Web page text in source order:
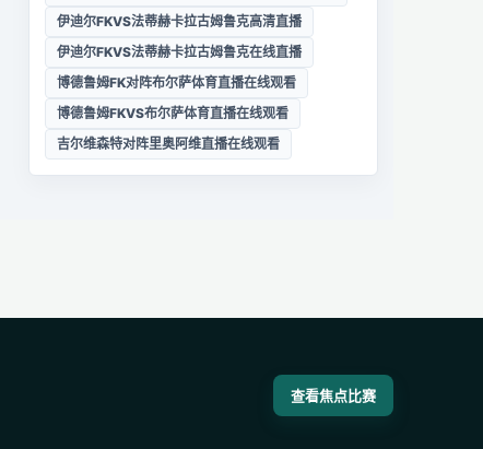
伊迪尔FKVS法蒂赫卡拉古姆鲁克高清直播
伊迪尔FKVS法蒂赫卡拉古姆鲁克在线直播
博德鲁姆FK对阵布尔萨体育直播在线观看
博德鲁姆FKVS布尔萨体育直播在线观看
吉尔维森特对阵里奥阿维直播在线观看
查看焦点比赛